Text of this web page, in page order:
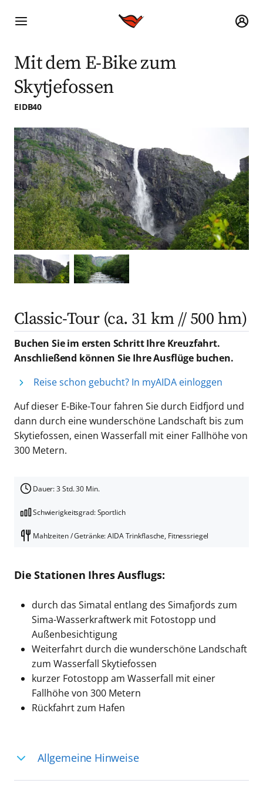
Mit dem E-Bike zum
Skytjefossen
EIDB40
Classic-Tour (ca. 31 km // 500 hm)
Buchen Sie im ersten Schritt Ihre Kreuzfahrt.
Anschließend können Sie Ihre Ausflüge buchen.
Reise schon gebucht? In myAIDA einloggen
Auf dieser E-Bike-Tour fahren Sie durch Eidfjord und
dann durch eine wunderschöne Landschaft bis zum
Skytiefossen, einen Wasserfall mit einer Fallhöhe von
300 Metern.
Dauer: 3 Std. 30 Min.
Schwierigkeitsgrad: Sportlich
Mahlzeiten / Getränke: AIDA Trinkflasche, Fitnessriegel
Die Stationen Ihres Ausflugs:
durch das Simatal entlang des Simafjords zum
Sima-Wasserkraftwerk mit Fotostopp und
Außenbesichtigung
Weiterfahrt durch die wunderschöne Landschaft
zum Wasserfall Skytiefossen
kurzer Fotostopp am Wasserfall mit einer
Fallhöhe von 300 Metern
Rückfahrt zum Hafen
Allgemeine Hinweise